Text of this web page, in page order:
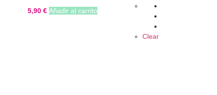
5,90 € Añadir al carrito
Clear